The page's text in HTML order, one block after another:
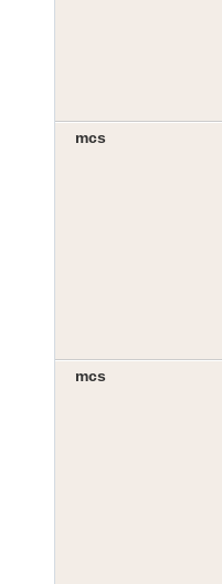
mcs
mcs